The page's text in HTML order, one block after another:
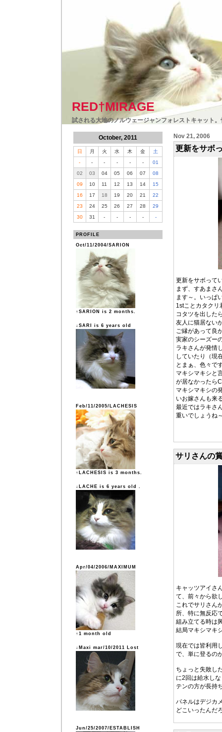
RED†MIRAGE
試される大地のノルウェージャンフォレストキャット
October, 2011
日 月 火 水 木 金
土
-
- - - - -
01
02
03 04 05 06 07
08
09
10 11 12 13 14
15
16
17 18 19 20 21
22
23
24 25 26 27 28
29
30
31 - - - - -
PROFILE
Oct/11/2004/SARION
↑SARION is 2 months.
↓SARI is 6 years old
Feb/11/2005/LACHESIS
↑LACHESIS is 3 months.
↓LACHE is 6 years old .
Apr/04/2006/MAXIMUM
↑1 month old
↓Maxi mar/10/2011 Lost
Jun/25/2007/ESTABLISH
Nov 21, 2006
更新をサボ
更新をサボって
まず、すあまさ
ます～。いっぱ
1stことカタクリ
コタツを出した
友人に猫居ない
ご縁があって良
実家のシーズー
ラキさんが発情
していたり（現
とまぁ、色々で
マキシマキシと
が居なかったら
マキシマキシの
いお嫁さんも来
最近ではラキさ
重いでしょうね
サリさんの
キャッツアイさ
て、前々から欲
これでサリさん
所、特に無反応
組み立てる時は
結局マキシマキ
現在では皆利用
で、単に登るの
ちょっと失敗し
に2回は給水し
テンの方が長持
パネルはデジカ
どこいったんだ